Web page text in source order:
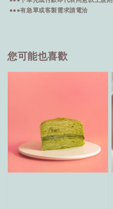
●●●有急單或客製需求請電洽
您可能也喜歡